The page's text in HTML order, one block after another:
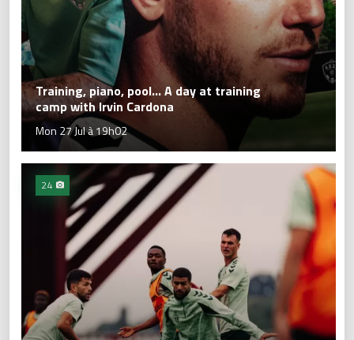
Training, piano, pool... A day at training
camp with Irvin Cardona
Mon 27 Jul à 19h02
24